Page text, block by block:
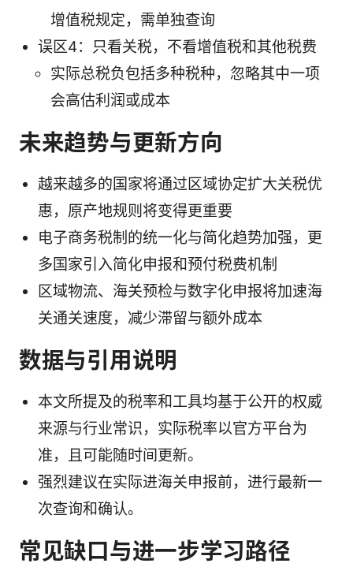
增值税规定，需单独查询
误区4：只看关税，不看增值税和其他税费
实际总税负包括多种税种，忽略其中一项
会高估利润或成本
未来趋势与更新方向
越来越多的国家将通过区域协定扩大关税优
惠，原产地规则将变得更重要
电子商务税制的统一化与简化趋势加强，更
多国家引入简化申报和预付税费机制
区域物流、海关预检与数字化申报将加速海
关通关速度，减少滞留与额外成本
数据与引用说明
本文所提及的税率和工具均基于公开的权威
来源与行业常识，实际税率以官方平台为
准，且可能随时间更新。
强烈建议在实际进海关申报前，进行最新一
次查询和确认。
常见缺口与进一步学习路径